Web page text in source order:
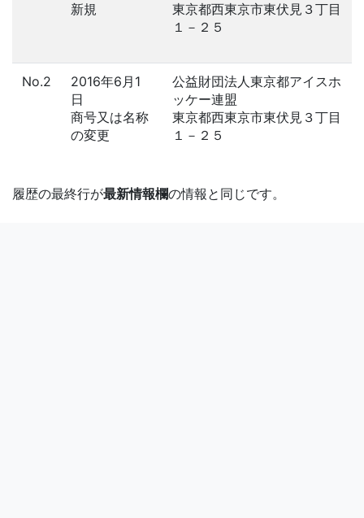
新規
東京都西東京市東伏見３丁目
１－２５
No.2
2016年6月1
日
商号又は名称
の変更
公益財団法人東京都アイスホ
ッケー連盟
東京都西東京市東伏見３丁目
１－２５
履歴の最終行が最新情報欄の情報と同じです。